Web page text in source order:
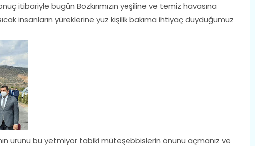
itibariyle bugün Bozkırımızın yeşiline ve temiz havasına
insanların yüreklerine yüz kişilik bakıma ihtiyaç duyduğumuz
ürünü bu yetmiyor tabiki müteşebbislerin önünü açmanız ve